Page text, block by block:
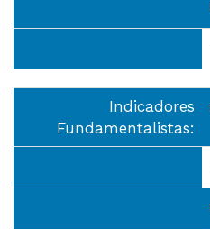
Indicadores
Fundamentalistas: